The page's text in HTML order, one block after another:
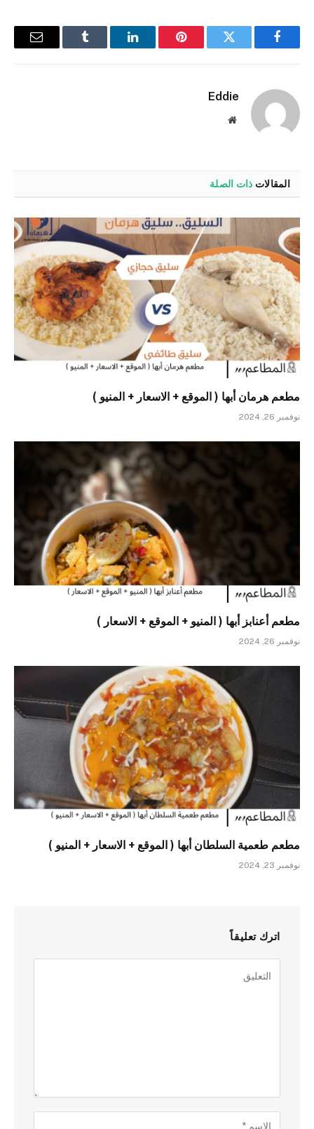
فيسبوك تويتر بينتيريستلينكدإن Tumblr
البريد
Eddie
موقع
المقالات ذات الصلة
مطعم هرمان أبها ( الموقع + الاسعار + المنيو )
نوفمبر 26, 2024
مطعم أعنابز أبها ( المنيو + الموقع + الاسعار )
نوفمبر 26, 2024
مطعم طعمية السلطان أبها ( الموقع + الاسعار + المنيو )
نوفمبر 23, 2024
اترك تعليقاً